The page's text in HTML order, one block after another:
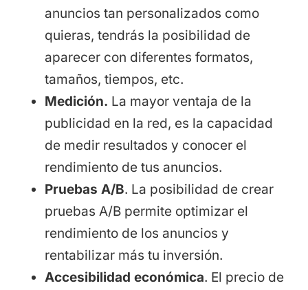
anuncios tan personalizados como
quieras, tendrás la posibilidad de
aparecer con diferentes formatos,
tamaños, tiempos, etc.
Medición. La mayor ventaja de la
publicidad en la red, es la capacidad
de medir resultados y conocer el
rendimiento de tus anuncios.
Pruebas A/B. La posibilidad de crear
pruebas A/B permite optimizar el
rendimiento de los anuncios y
rentabilizar más tu inversión.
Accesibilidad económica. El precio de